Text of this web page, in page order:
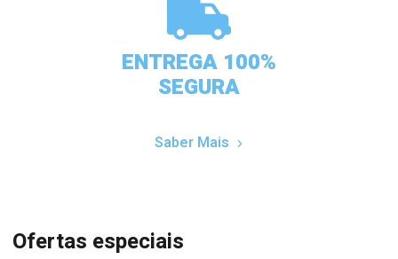
ENTREGA 100%
SEGURA
Saber Mais
Ofertas especiais